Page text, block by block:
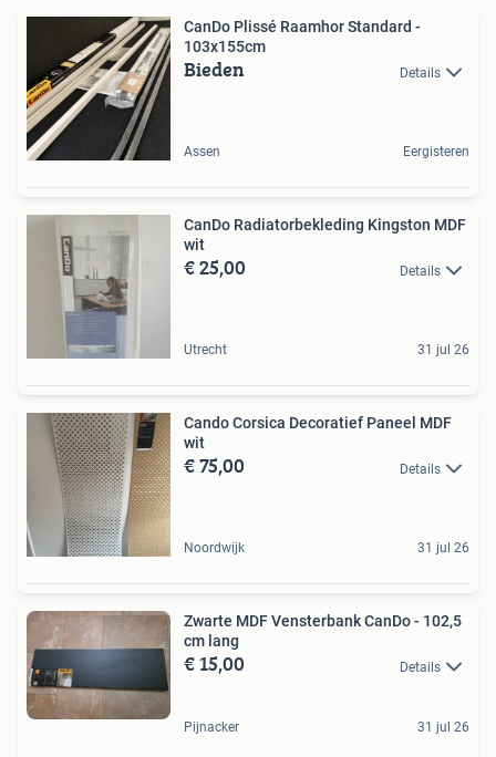
CanDo Plissé Raamhor Standard -
103x155cm
Bieden Details
Assen Eergisteren
CanDo Radiatorbekleding Kingston MDF
wit
€ 25,00 Details
Utrecht 31 jul 26
Cando Corsica Decoratief Paneel MDF
wit
€ 75,00 Details
Noordwijk 31 jul 26
Zwarte MDF Vensterbank CanDo - 102,5
cm lang
€ 15,00 Details
Pijnacker 31 jul 26